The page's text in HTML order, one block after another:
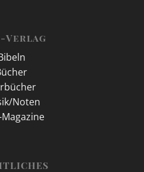
Verlag
Noten
Magazine